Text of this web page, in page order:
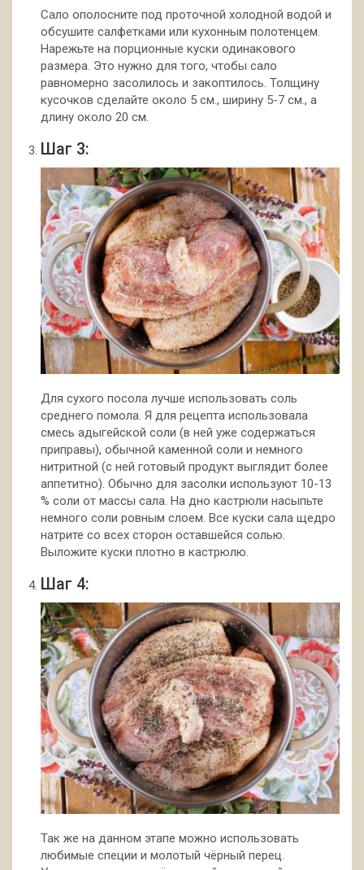
Сало ополосните под проточной холодной водой и
обсушите салфетками или кухонным полотенцем.
Нарежьте на порционные куски одинакового
размера. Это нужно для того, чтобы сало
равномерно засолилось и закоптилось. Толщину
кусочков сделайте около 5 см., ширину 5-7 см., а
длину около 20 см.
Шаг 3:
Для сухого посола лучше использовать соль
среднего помола. Я для рецепта использовала
смесь адыгейской соли (в ней уже содержаться
приправы), обычной каменной соли и немного
нитритной (с ней готовый продукт выглядит более
аппетитно). Обычно для засолки используют 10-13
% соли от массы сала. На дно кастрюли насыпьте
немного соли ровным слоем. Все куски сала щедро
натрите со всех сторон оставшейся солью.
Выложите куски плотно в кастрюлю.
Шаг 4:
Так же на данном этапе можно использовать
любимые специи и молотый чёрный перец.